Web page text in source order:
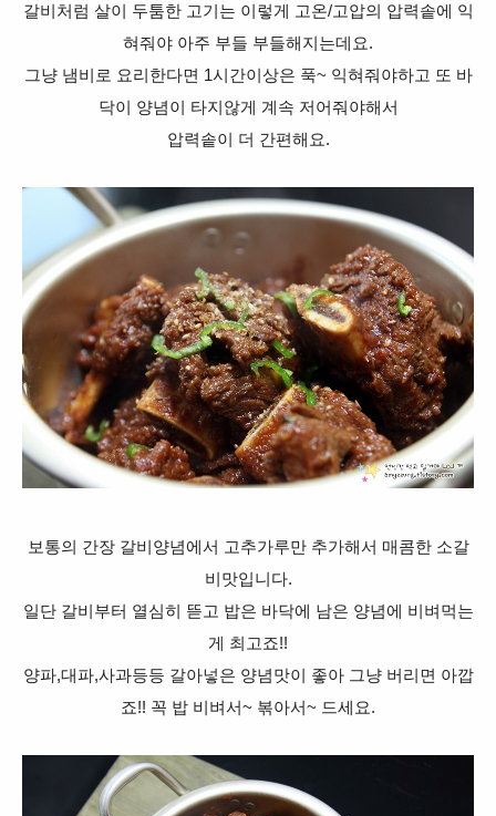
갈비처럼 살이 두툼한 고기는 이렇게 고온/고압의 압력솥에 익
혀줘야 아주 부들 부들해지는데요.
그냥 냄비로 요리한다면 1시간이상은 푹~ 익혀줘야하고 또 바
닥이 양념이 타지않게 계속 저어줘야해서
압력솥이 더 간편해요.
보통의 간장 갈비양념에서 고추가루만 추가해서 매콤한 소갈
비맛입니다.
일단 갈비부터 열심히 뜯고 밥은 바닥에 남은 양념에 비벼먹는
게 최고죠!!
양파,대파,사과등등 갈아넣은 양념맛이 좋아 그냥 버리면 아깝
죠!! 꼭 밥 비벼서~ 볶아서~ 드세요.